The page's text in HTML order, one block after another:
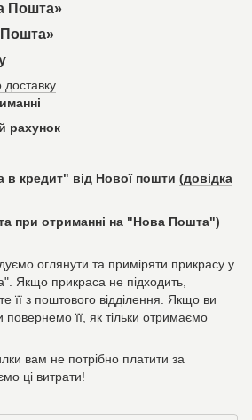
Пошта»
доставку
рахунок
в кредит" від Нової пошти (довідка
при отриманні на "Нова Пошта")
оглянути та приміряти прикрасу у
Якщо прикраса не підходить,
її з поштового відділення. Якщо ви
її, як тільки отримаємо
вам не потрібно платити за
ці витрати!